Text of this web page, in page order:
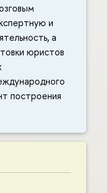
и
а
юристов
построения